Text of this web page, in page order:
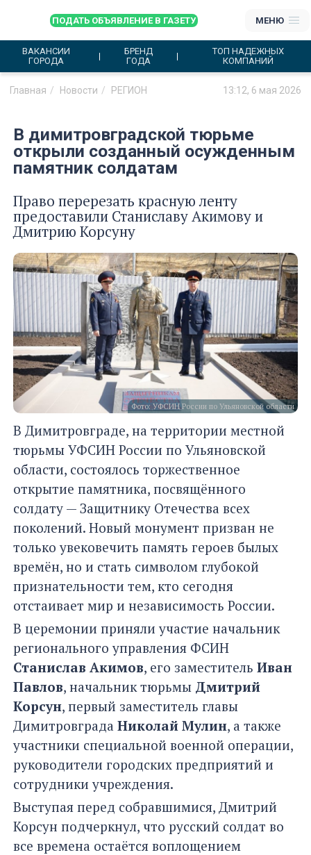
ПОДАТЬ ОБЪЯВЛЕНИЕ В ГАЗЕТУ МЕНЮ
ВАКАНСИИ
ГОРОДА
БРЕНД
ГОДА
ТОП НАДЕЖНЫХ
КОМПАНИЙ
Главная Новости РЕГИОН 13:12, 6 мая 2026
В димитровградской тюрьме
открыли созданный осужденным
памятник солдатам
Право перерезать красную ленту
предоставили Станиславу Акимову и
Дмитрию Корсуну
Фото: УФСИН России по Ульяновской области
В Димитровграде, на территории местной
тюрьмы УФСИН России по Ульяновской
области, состоялось торжественное
открытие памятника, посвящённого
солдату — Защитнику Отечества всех
поколений. Новый монумент призван не
только увековечить память героев былых
времён, но и стать символом глубокой
признательности тем, кто сегодня
отстаивает мир и независимость России.
В церемонии приняли участие начальник
регионального управления ФСИН
Станислав Акимов, его заместитель Иван
Павлов, начальник тюрьмы Дмитрий
Корсун, первый заместитель главы
Димитровграда Николай Мулин, а также
участники специальной военной операции,
руководители городских предприятий и
сотрудники учреждения.
Выступая перед собравшимися, Дмитрий
Корсун подчеркнул, что русский солдат во
все времена остаётся воплощением